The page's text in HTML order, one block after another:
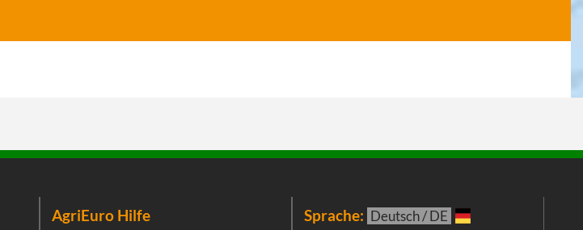
AgriEuro Hilfe Sprache: Deutsch / DE